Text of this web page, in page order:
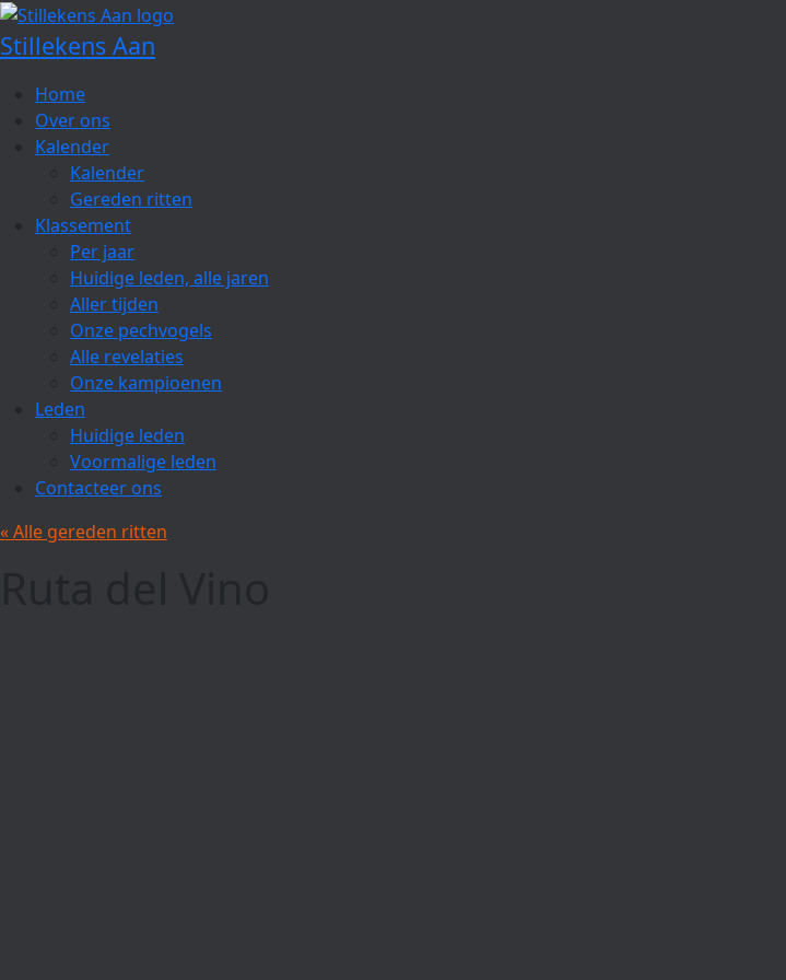
Spring
naar
de
inhoud
Stillekens Aan
Home
Over ons
Kalender
Kalender
Gereden ritten
Klassement
Per jaar
Huidige leden, alle jaren
Aller tijden
Onze pechvogels
Alle revelaties
Onze kampioenen
Leden
Huidige leden
Voormalige leden
Contacteer ons
« Alle gereden ritten